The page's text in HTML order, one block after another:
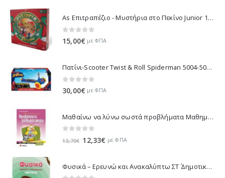
As Επιτραπέζιο - Μυστήρια στο Πεκίνο Junior 1040-10018
0out of 5
15,00€ με ΦΠΑ
Πατίνι-Scooter Twist & Roll Spiderman 5004-50218
30,00€ με ΦΠΑ
Μαθαίνω να λύνω σωστά προβλήματα Μαθηματικών Β΄ Δημοτικού 21153
13,70€ Original
13,70€.
12,33€ Η
είναι:
με ΦΠΑ
Φυσικά – Ερευνώ και Ανακαλύπτω ΣΤ΄ Δημοτικού - Τσαντάκου Μαρία 21316